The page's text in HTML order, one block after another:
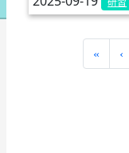
研習
« ‹